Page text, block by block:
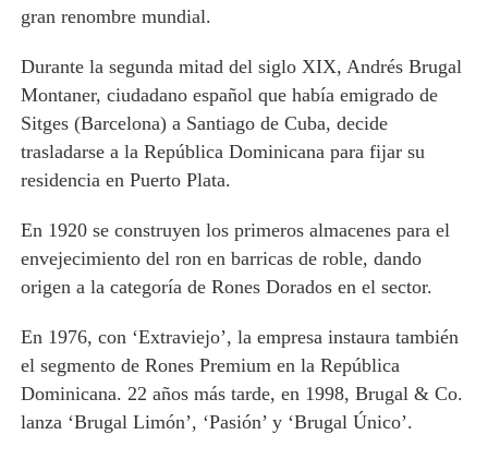
gran renombre mundial.
Durante la segunda mitad del siglo XIX, Andrés Brugal
Montaner, ciudadano español que había emigrado de
Sitges (Barcelona) a Santiago de Cuba, decide
trasladarse a la República Dominicana para fijar su
residencia en Puerto Plata.
En 1920 se construyen los primeros almacenes para el
envejecimiento del ron en barricas de roble, dando
origen a la categoría de Rones Dorados en el sector.
En 1976, con ‘Extraviejo’, la empresa instaura también
el segmento de Rones Premium en la República
Dominicana. 22 años más tarde, en 1998, Brugal & Co.
lanza ‘Brugal Limón’, ‘Pasión’ y ‘Brugal Único’.